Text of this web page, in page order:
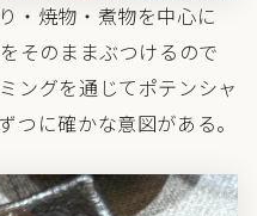
・焼物・煮物を中心に
そのままぶつけるので
ングを通じてポテンシャ
つに確かな意図がある。